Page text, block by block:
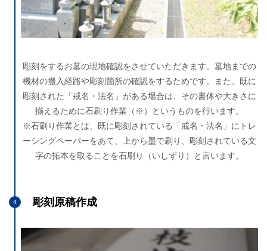
彫刻をするお墓の現地確認をさせていただきます。墓地までの
機材の搬入経路や彫刻箇所の確認をするためです。また、既に
彫刻された「戒名・法名」がある場合は、その書体や大きさに
揃えるために石刷り作業（※）というものを行います。
※石刷り作業とは、既に彫刻されている「戒名・法名」にトレ
ーシングペーパーをあて、上から墨で刷り、彫刻されている文
字の拓本を取ることを石刷り（いしずり）と言います。
彫刻原稿作成